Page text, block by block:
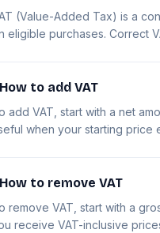
(Value-Added Tax) is a
eligible purchases. Correct
How to add VAT
add VAT, start with a net
when your starting price
How to remove VAT
remove VAT, start with a
receive VAT-inclusive